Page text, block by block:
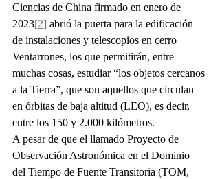
Ciencias de China firmado en enero de
2023[2] abrió la puerta para la edificación
de instalaciones y telescopios en cerro
Ventarrones, los que permitirán, entre
muchas cosas, estudiar “los objetos cercanos
a la Tierra”, que son aquellos que circulan
en órbitas de baja altitud (LEO), es decir,
entre los 150 y 2.000 kilómetros.
A pesar de que el llamado Proyecto de
Observación Astronómica en el Dominio
del Tiempo de Fuente Transitoria (TOM,